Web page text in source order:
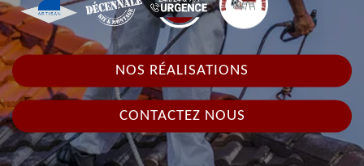
NOS RÉALISATIONS
CONTACTEZ NOUS